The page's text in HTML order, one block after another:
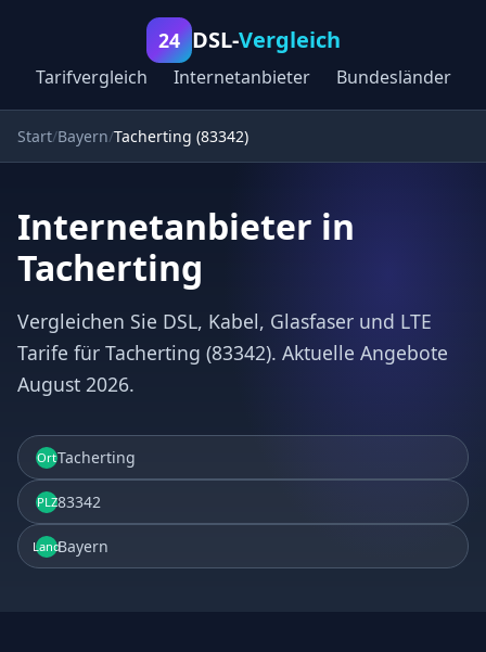
24 DSL-Vergleich
Tarifvergleich Internetanbieter Bundesländer
Start Bayern Tacherting (83342)
Internetanbieter in
Tacherting
Vergleichen Sie DSL, Kabel, Glasfaser und LTE
Tarife für Tacherting (83342). Aktuelle Angebote
August 2026.
OrtTacherting
PLZ83342
LandBayern